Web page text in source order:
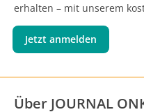
erhalten – mit unserem
Jetzt anmelden
Über JOURNAL